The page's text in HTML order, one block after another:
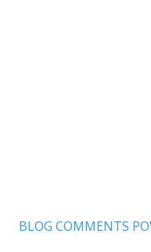
BLOG COMMENTS